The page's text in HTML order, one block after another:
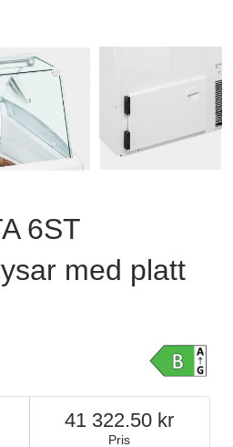
6ST
med platt
Pris
41 322.50